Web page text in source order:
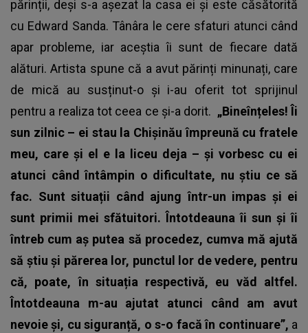
părinții, deși s-a așezat la casa ei și este căsătorită
cu Edward Sanda. Tânâra le cere sfaturi atunci când
apar probleme, iar aceștia îi sunt de fiecare dată
alături. Artista spune că a avut părinți minunați, care
de mică au susținut-o și i-au oferit tot sprijinul
pentru a realiza tot ceea ce și-a dorit. „Bineînțeles! Îi
sun zilnic – ei stau la Chișinău împreună cu fratele
meu, care și el e la liceu deja – și vorbesc cu ei
atunci când întâmpin o dificultate, nu știu ce să
fac. Sunt situații când ajung într-un impas și ei
sunt primii mei sfătuitori. Întotdeauna îi sun și îi
întreb cum aș putea să procedez, cumva mă ajută
să știu și părerea lor, punctul lor de vedere, pentru
că, poate, în situația respectivă, eu văd altfel.
Întotdeauna m-au ajutat atunci când am avut
nevoie și, cu siguranță, o s-o facă în continuare”, a